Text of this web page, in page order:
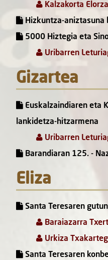
Kalzakorta
Hizkuntza-
5000 Hiztegia eta
Uribarren
Gizartea
Euskalzaindiaren eta
lankidetza-hitzarmena
Uribarren
Barandiaran 125. -
Eliza
Santa Teresaren
Baraiazarra
Urkiza
Santa Teresaren